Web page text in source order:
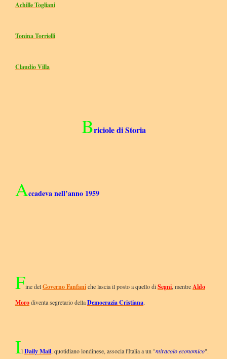
Achille Togliani
Tonina Torrielli
Claudio Villa
Briciole di Storia
Accadeva nell’anno 1959
Fine delGoverno Fanfaniche lascia il posto a quello diSegni, mentreAldo
Morodiventa segretario dellaDemocrazia Cristiana.
IlDaily Mail, quotidiano londinese, associa l'Italia a un "miracolo economico".